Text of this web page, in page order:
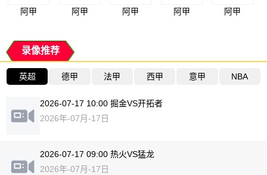
阿甲 阿甲 阿甲 阿甲 阿甲
录像推荐
英超 德甲 法甲 西甲 意甲 NBA
2026-07-17 10:00 掘金VS开拓者
2026年-07月-17日
2026-07-17 09:00 热火VS猛龙
2026年-07月-17日